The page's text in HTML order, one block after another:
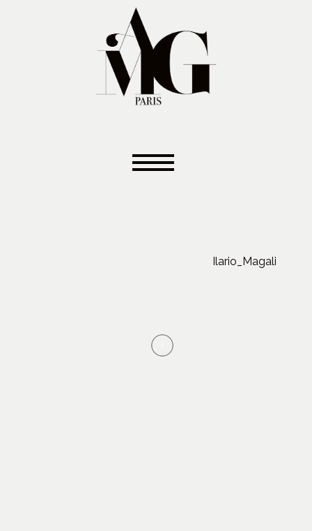
Ilario_Magali